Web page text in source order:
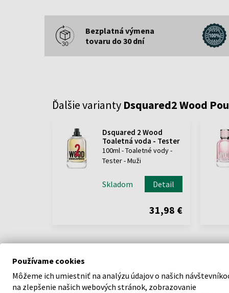
Bezplatná výmena
tovaru do 30 dní
Ďalšie varianty Dsquared2 Wood
Dsquared 2 Wood
Toaletná voda - Tester
100ml - Toaletné vody -
Tester - Muži
Skladom Detail
31,98 €
Používame cookies
Môžeme ich umiestniť na analýzu údajov o našich
na zlepšenie našich webových stránok, zobrazovanie